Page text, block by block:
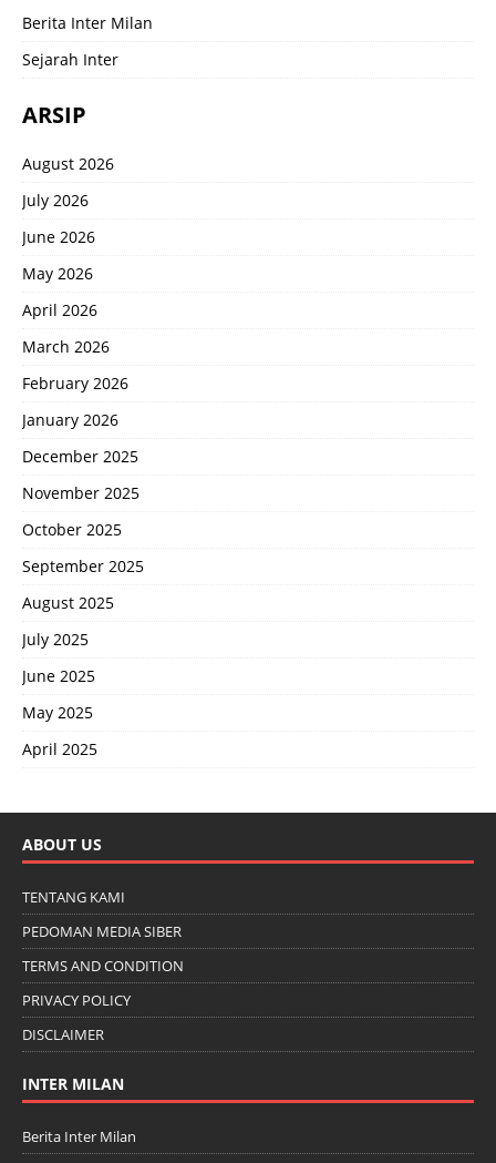
Berita Inter Milan
Sejarah Inter
ARSIP
August 2026
July 2026
June 2026
May 2026
April 2026
March 2026
February 2026
January 2026
December 2025
November 2025
October 2025
September 2025
August 2025
July 2025
June 2025
May 2025
April 2025
ABOUT US
TENTANG KAMI
PEDOMAN MEDIA SIBER
TERMS AND CONDITION
PRIVACY POLICY
DISCLAIMER
INTER MILAN
Berita Inter Milan